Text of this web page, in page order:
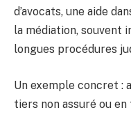
d’avocats, une aide
la médiation, souvent
longues procédures
Un exemple concret :
tiers non assuré ou